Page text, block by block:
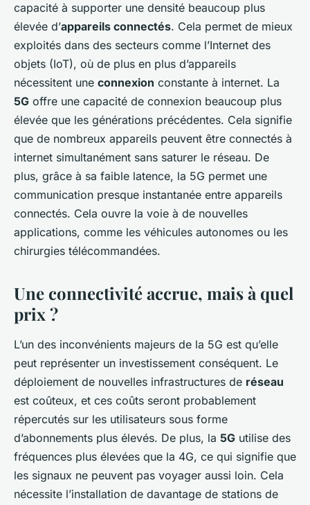
capacité à supporter une densité beaucoup plus
élevée d’appareils connectés. Cela permet de mieux
exploités dans des secteurs comme l’Internet des
objets (IoT), où de plus en plus d’appareils
nécessitent une connexion constante à internet. La
5G offre une capacité de connexion beaucoup plus
élevée que les générations précédentes. Cela signifie
que de nombreux appareils peuvent être connectés à
internet simultanément sans saturer le réseau. De
plus, grâce à sa faible latence, la 5G permet une
communication presque instantanée entre appareils
connectés. Cela ouvre la voie à de nouvelles
applications, comme les véhicules autonomes ou les
chirurgies télécommandées.
Une connectivité accrue, mais à quel
prix ?
L’un des inconvénients majeurs de la 5G est qu’elle
peut représenter un investissement conséquent. Le
déploiement de nouvelles infrastructures de réseau
est coûteux, et ces coûts seront probablement
répercutés sur les utilisateurs sous forme
d’abonnements plus élevés. De plus, la 5G utilise des
fréquences plus élevées que la 4G, ce qui signifie que
les signaux ne peuvent pas voyager aussi loin. Cela
nécessite l’installation de davantage de stations de